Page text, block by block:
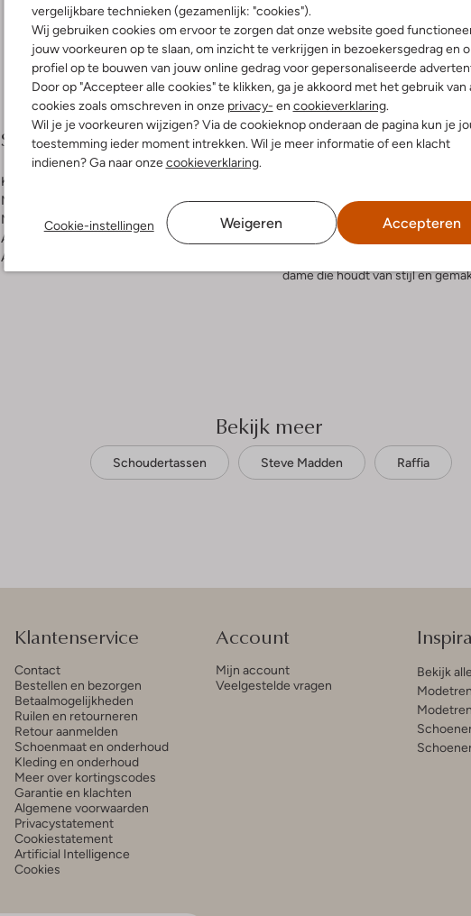
vergelijkbare technieken (gezamenlijk: "cookies").
Wij gebruiken cookies om ervoor te zorgen dat onze website goed
jouw voorkeuren op te slaan, om inzicht te verkrijgen in bezoekersgedrag en
profiel op te bouwen van jouw online gedrag voor gepersonaliseerde
Door op "Accepteer alle cookies" te klikken, ga je akkoord met het gebruik van
cookies zoals omschreven in onze privacy- en cookieverklaring.
Wil je je voorkeuren wijzigen? Via de cookieknop onderaan de pagina kun je
toestemming ieder moment intrekken. Wil je meer informatie of een klacht
indienen? Ga naar onzecookieverklaring.
Cookie-instellingen Weigeren Accepteren
Bezorgen & retourneren
Samenstelling & Pasvorm
Kleur:
Materiaal buitenkant:
Materiaal binnenkant:Textiel
Afmetingen:
Afneembaar hengsel:
Omschrijving
Ontdek de BDAISY-S
zomer. Deze tas van STEVE
tijdens een ontspannen
combineert moeiteloos met
blouse. Dankzij het praktische
BDAISY-S is niet alleen een
dame die houdt van stijl en
Bekijk meer
Schoudertassen Steve Madden Raffia
Klantenservice
Contact
Bestellen en bezorgen
Betaalmogelijkheden
Ruilen en retourneren
Retour aanmelden
Schoenmaat en onderhoud
Kleding en onderhoud
Meer over kortingscodes
Garantie en klachten
Algemene voorwaarden
Privacystatement
Cookiestatement
Artificial Intelligence
Cookies
Account
Mijn account
Veelgestelde vragen
Bekijk